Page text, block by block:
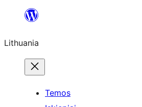
turinio
Lithuania
Temos